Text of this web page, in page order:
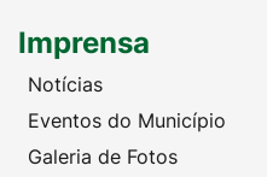
Imprensa
Notícias
Eventos do Município
Galeria de Fotos